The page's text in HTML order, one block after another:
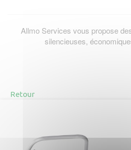
Allmo Services vous propose
silencieuses,
Retour